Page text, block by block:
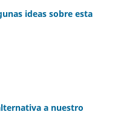
ideas sobre esta
a nuestro